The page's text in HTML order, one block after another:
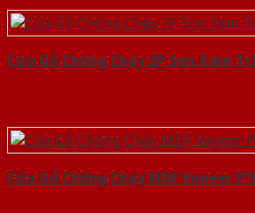
Cửa Gỗ Chống Cháy 2P Sơn Xám
Cửa Gỗ Chống Cháy MDF Veneer